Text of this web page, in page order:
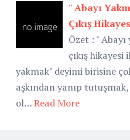
" Abayı
Çıkış
Özet : "
çıkış
yakmak" deyimi birisine
aşkından yanıp
ol…Read More